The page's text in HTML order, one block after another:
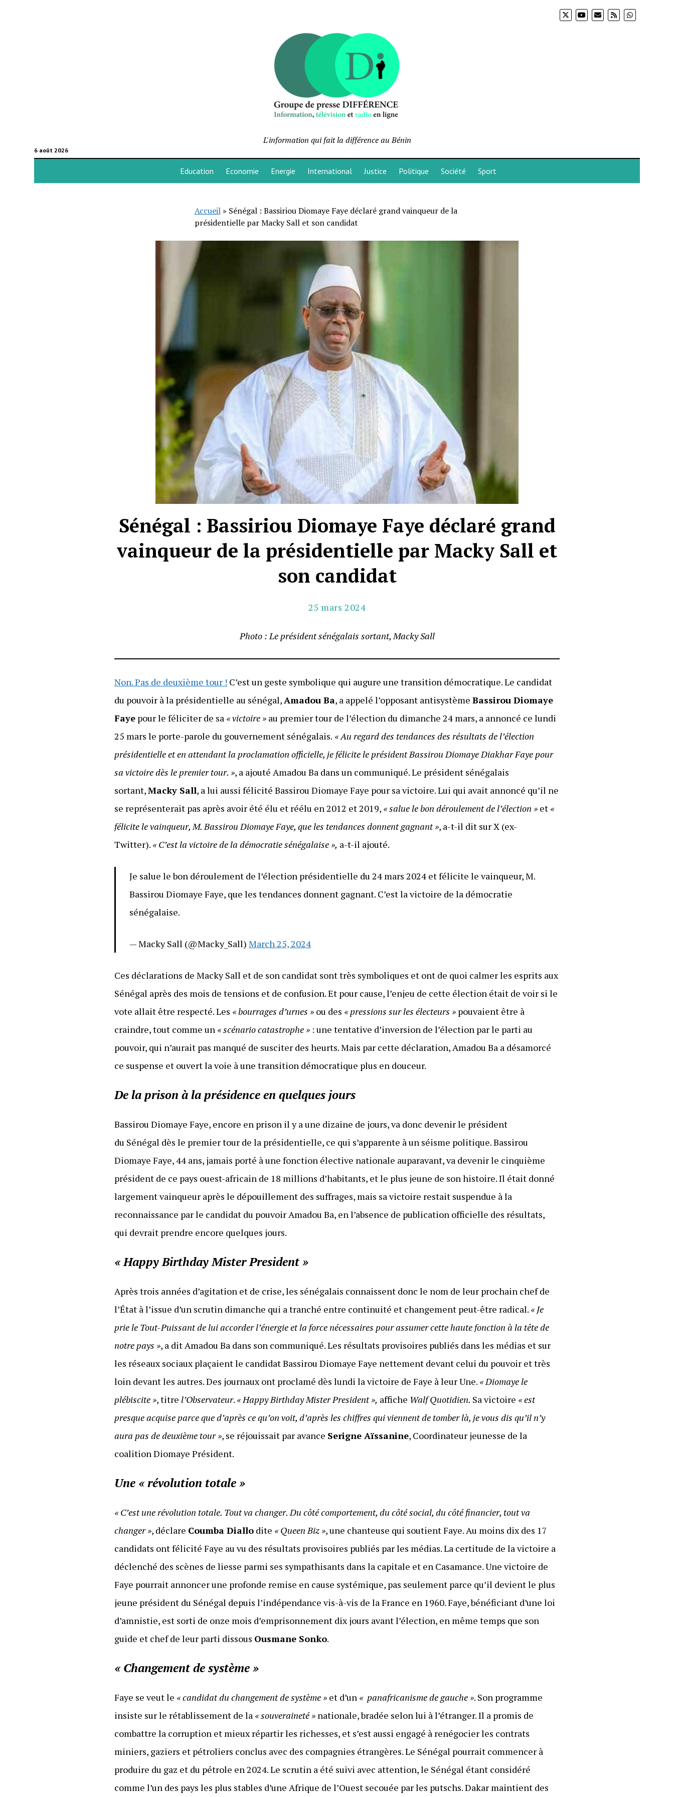
6 août 2026
L'information qui fait la différence au Bénin
Education Economie Energie International Justice Politique Société Sport
Accueil» Sénégal : Bassiriou Diomaye Faye déclaré grand vainqueur de la
présidentielle par Macky Sall et son candidat
Sénégal : Bassiriou Diomaye Faye déclaré grand
vainqueur de la présidentielle par Macky Sall et
son candidat
25 mars 2024
Photo : Le président sénégalais sortant, Macky Sall
Non. Pas de deuxième tour ! C’est un geste symbolique qui augure une transition démocratique. Le candidat
du pouvoir à la présidentielle au sénégal,Amadou Ba, a appelé l’opposant antisystèmeBassirou Diomaye
Faye pour le féliciter de sa « victoire » au premier tour de l’élection du dimanche 24 mars, a annoncé ce lundi
25 mars le porte-parole du gouvernement sénégalais. « Au regard des tendances des résultats de l’élection
présidentielle et en attendant la proclamation officielle, je félicite le président Bassirou Diomaye Diakhar Faye pour
sa victoire dès le premier tour. », a ajouté Amadou Ba dans un communiqué. Le président sénégalais
sortant,Macky Sall, a lui aussi félicité Bassirou Diomaye Faye pour sa victoire. Lui qui avait annoncé qu’il ne
se représenterait pas après avoir été élu et réélu en 2012 et 2019, « salue le bon déroulement de l’élection » et «
félicite le vainqueur, M. Bassirou Diomaye Faye, que les tendances donnent gagnant », a-t-il dit sur X (ex-
Twitter). « C’est la victoire de la démocratie sénégalaise », a-t-il ajouté.
Je salue le bon déroulement de l’élection présidentielle du 24 mars 2024 et félicite le vainqueur, M.
Bassirou Diomaye Faye, que les tendances donnent gagnant. C’est la victoire de la démocratie
sénégalaise.
— Macky Sall (@Macky_Sall)March 25, 2024
Ces déclarations de Macky Sall et de son candidat sont très symboliques et ont de quoi calmer les esprits aux
Sénégal après des mois de tensions et de confusion. Et pour cause, l’enjeu de cette élection était de voir si le
vote allait être respecté. Les « bourrages d’urnes » ou des « pressions sur les électeurs » pouvaient être à
craindre, tout comme un « scénario catastrophe » : une tentative d’inversion de l’élection par le parti au
pouvoir, qui n’aurait pas manqué de susciter des heurts. Mais par cette déclaration, Amadou Ba a désamorcé
ce suspense et ouvert la voie à une transition démocratique plus en douceur.
De la prison à la présidence en quelques jours
Bassirou Diomaye Faye, encore en prison il y a une dizaine de jours, va donc devenir le président
du Sénégal dès le premier tour de la présidentielle, ce qui s’apparente à un séisme politique. Bassirou
Diomaye Faye, 44 ans, jamais porté à une fonction élective nationale auparavant, va devenir le cinquième
président de ce pays ouest-africain de 18 millions d’habitants, et le plus jeune de son histoire. Il était donné
largement vainqueur après le dépouillement des suffrages, mais sa victoire restait suspendue à la
reconnaissance par le candidat du pouvoir Amadou Ba, en l’absence de publication officielle des résultats,
qui devrait prendre encore quelques jours.
« Happy Birthday Mister President »
Après trois années d’agitation et de crise, les sénégalais connaissent donc le nom de leur prochain chef de
l’État à l’issue d’un scrutin dimanche qui a tranché entre continuité et changement peut-être radical. « Je
prie le Tout-Puissant de lui accorder l’énergie et la force nécessaires pour assumer cette haute fonction à la tête de
notre pays », a dit Amadou Ba dans son communiqué. Les résultats provisoires publiés dans les médias et sur
les réseaux sociaux plaçaient le candidat Bassirou Diomaye Faye nettement devant celui du pouvoir et très
loin devant les autres. Des journaux ont proclamé dès lundi la victoire de Faye à leur Une. « Diomaye le
plébiscite », titrel’Observateur. «Happy Birthday Mister President », affiche Walf Quotidien. Sa victoire « est
presque acquise parce que d’après ce qu’on voit, d’après les chiffres qui viennent de tomber là, je vous dis qu’il n’y
aura pas de deuxième tour », se réjouissait par avance Serigne Aïssanine, Coordinateur jeunesse de la
coalition Diomaye Président.
Une « révolution totale »
« C’est une révolution totale. Tout va changer. Du côté comportement, du côté social, du côté financier, tout va
changer », déclare Coumba Diallo dite « Queen Biz », une chanteuse qui soutient Faye. Au moins dix des 17
candidats ont félicité Faye au vu des résultats provisoires publiés par les médias. La certitude de la victoire a
déclenché des scènes de liesse parmi ses sympathisants dans la capitale et en Casamance. Une victoire de
Faye pourrait annoncer une profonde remise en cause systémique, pas seulement parce qu’il devient le plus
jeune président du Sénégal depuis l’indépendance vis-à-vis de la France en 1960. Faye, bénéficiant d’une loi
d’amnistie, est sorti de onze mois d’emprisonnement dix jours avant l’élection, en même temps que son
guide et chef de leur parti dissous Ousmane Sonko.
« Changement de système »
Faye se veut le « candidat du changement de système » et d’un « panafricanisme de gauche ». Son programme
insiste sur le rétablissement de la « souveraineté » nationale, bradée selon lui à l’étranger. Il a promis de
combattre la corruption et mieux répartir les richesses, et s’est aussi engagé à renégocier les contrats
miniers, gaziers et pétroliers conclus avec des compagnies étrangères. Le Sénégal pourrait commencer à
produire du gaz et du pétrole en 2024. Le scrutin a été suivi avec attention, le Sénégal étant considéré
comme l’un des pays les plus stables d’une Afrique de l’Ouest secouée par les putschs. Dakar maintient des